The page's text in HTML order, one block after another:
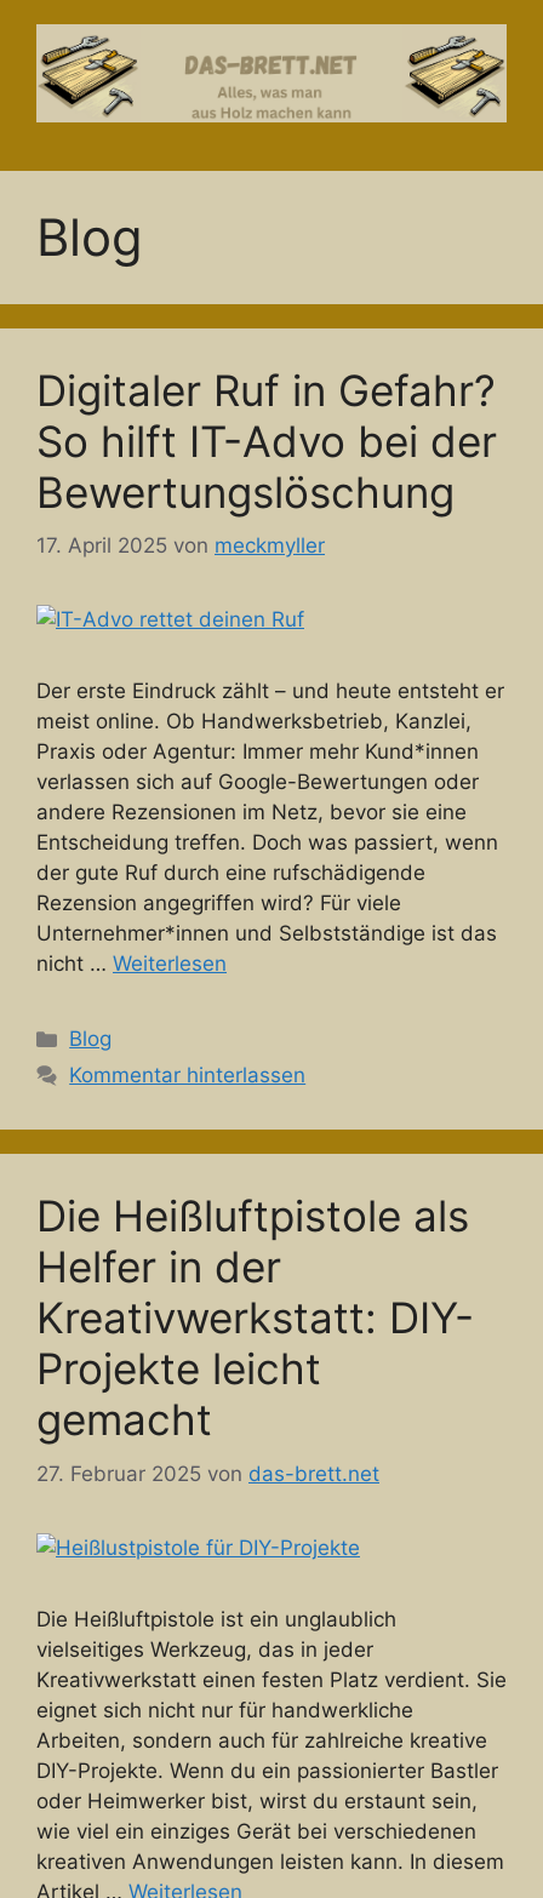
springen
Blog
Digitaler Ruf in Gefahr?
So hilft IT-Advo bei der
Bewertungslöschung
17. April 2025 von meckmyller
Der erste Eindruck zählt – und heute entsteht er
meist online. Ob Handwerksbetrieb, Kanzlei,
Praxis oder Agentur: Immer mehr Kund*innen
verlassen sich auf Google-Bewertungen oder
andere Rezensionen im Netz, bevor sie eine
Entscheidung treffen. Doch was passiert, wenn
der gute Ruf durch eine rufschädigende
Rezension angegriffen wird? Für viele
Unternehmer*innen und Selbstständige ist das
nicht … Weiterlesen
Kategorien
Blog
Kommentar hinterlassen
Die Heißluftpistole als
Helfer in der
Kreativwerkstatt: DIY-
Projekte leicht
gemacht
27. Februar 2025 von das-brett.net
Die Heißluftpistole ist ein unglaublich
vielseitiges Werkzeug, das in jeder
Kreativwerkstatt einen festen Platz verdient. Sie
eignet sich nicht nur für handwerkliche
Arbeiten, sondern auch für zahlreiche kreative
DIY-Projekte. Wenn du ein passionierter Bastler
oder Heimwerker bist, wirst du erstaunt sein,
wie viel ein einziges Gerät bei verschiedenen
kreativen Anwendungen leisten kann. In diesem
Artikel … Weiterlesen